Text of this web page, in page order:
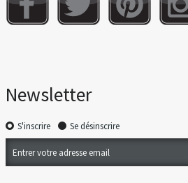
Newsletter
S'inscrire Se désinscrire